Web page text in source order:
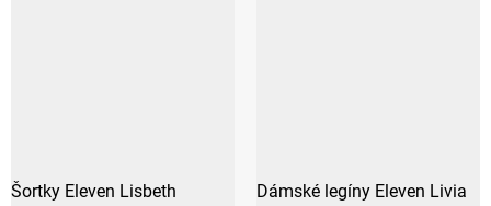
Šortky Eleven Lisbeth
Dámské legíny Eleven Livia